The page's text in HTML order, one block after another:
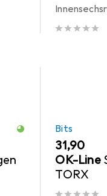
Bits
EUR
31,90
OK-Line
TORX